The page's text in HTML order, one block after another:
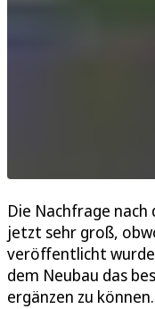
Die Nachfrage nach
jetzt sehr groß,
veröffentlicht
dem Neubau das
ergänzen zu können.